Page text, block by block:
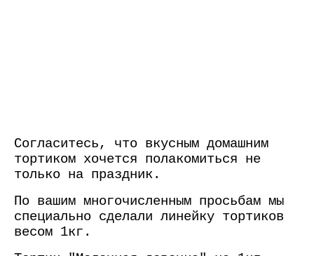
Согласитесь, что вкусным домашним
тортиком хочется полакомиться не
только на праздник.
По вашим многочисленным просьбам мы
специально сделали линейку тортиков
весом 1кг.